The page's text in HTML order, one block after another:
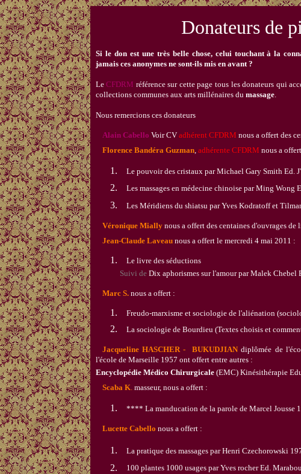
Donateurs de
Si le don est une très belle chose, celui touchant à la
jamais ces anonymes ne sont-ils mis en avant ?
LeCFDRM référence sur cette page tous les donateurs qui
collections communes aux arts millénaires du massage.
Nous remercions ces donateurs
Alain Cabello VoirCV adhérent CFDRM nous a offert des
Florence Bandéra Guzman, adhérente CFDRM nous a
Le pouvoir des cristaux parMichael Gary Smith Ed.
Les massages en médecine chinoise par Ming Wong
Les Méridiens du shiatsu par Yves Kodratoff et
Véronique Mially nous a offert des centaines d'ouvrages
Jean-Claude Laveau nous a offert le mercredi 4 mai 2011 :
Le livre des séductions
Suivi de Dix aphorismes surl'amour parMalek Chebel
Marc S. nous a offert :
Freudo-marxisme et sociologie de l'aliénation
La sociologie de Bourdieu (Textes choisis et
Jacqueline HASCHER -BUKUDJIAN diplômée de
l'école de Marseille 1957 ont offert entre autres :
Encyclopédie Médico Chirurgicale(EMC) Kinésithérapie
Scaba K. masseur, nous a offert :
**** La manducation de la parole de Marcel Jousse
Lucette Cabello nous a offert :
La pratique des massages par Henri Czechorowski
100 plantes 1000 usages par Yves rocher Ed.